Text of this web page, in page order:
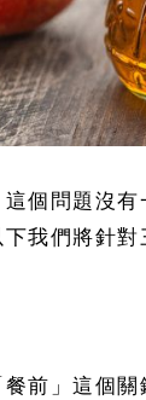
個問題沒
我們將針
前」這個